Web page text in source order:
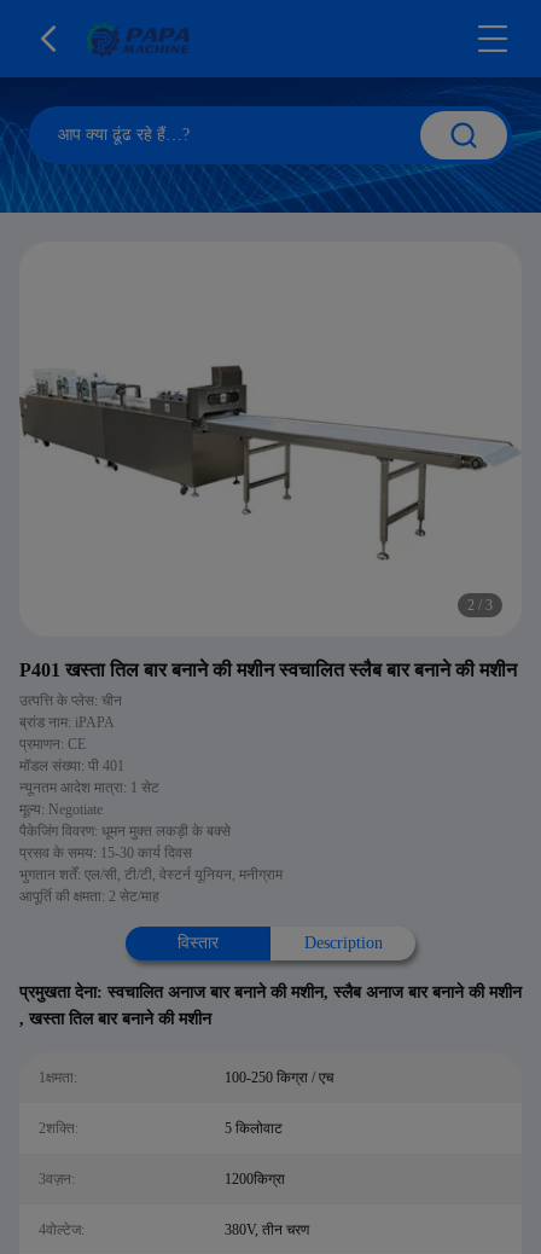
2 / 3
P401 खस्ता तिल बार बनाने की मशीन स्वचालित स्लैब बार बनाने की मशीन
उत्पत्ति के प्लेस: चीन
ब्रांड नाम: iPAPA
प्रमाणन: CE
मॉडल संख्या: पी 401
न्यूनतम आदेश मात्रा: 1 सेट
मूल्य: Negotiate
पैकेजिंग विवरण: धूमन मुक्त लकड़ी के बक्से
प्रसव के समय: 15-30 कार्य दिवस
भुगतान शर्तें: एल/सी, टी/टी, वेस्टर्न यूनियन, मनीग्राम
आपूर्ति की क्षमता: 2 सेट/माह
विस्तार Description
प्रमुखता देना: स्वचालित अनाज बार बनाने की मशीन, स्लैब अनाज बार बनाने की मशीन
, खस्ता तिल बार बनाने की मशीन
1क्षमता: 100-250 किग्रा / एच
2शक्ति: 5 किलोवाट
3वज़न: 1200किग्रा
4वोल्टेज: 380V, तीन चरण